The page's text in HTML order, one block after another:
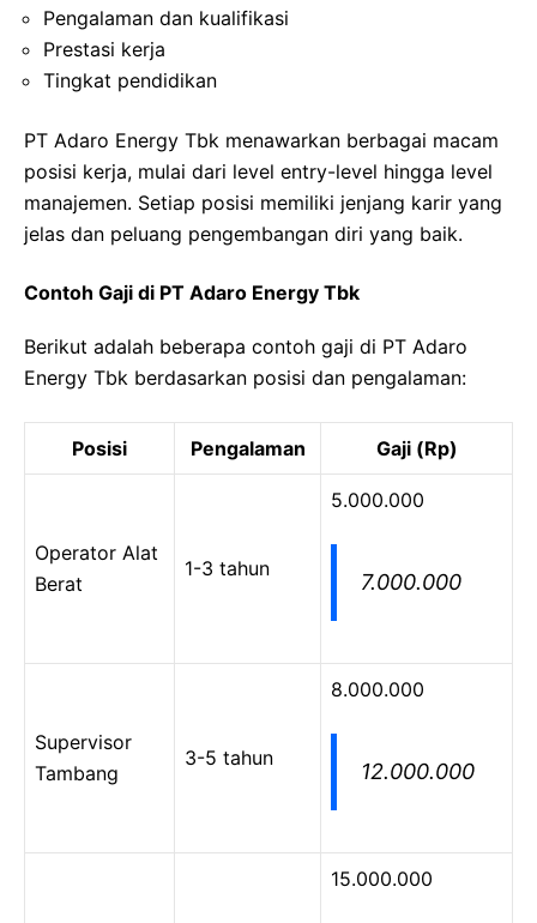
Pengalaman dan kualifikasi
Prestasi kerja
Tingkat pendidikan
PT Adaro Energy Tbk menawarkan berbagai macam
posisi kerja, mulai dari level entry-level hingga level
manajemen. Setiap posisi memiliki jenjang karir yang
jelas dan peluang pengembangan diri yang baik.
Contoh Gaji di PT Adaro Energy Tbk
Berikut adalah beberapa contoh gaji di PT Adaro
Energy Tbk berdasarkan posisi dan pengalaman:
Posisi Pengalaman Gaji (Rp)
Operator Alat
Berat
1-3 tahun
5.000.000
7.000.000
Supervisor
Tambang
3-5 tahun
8.000.000
12.000.000
15.000.000